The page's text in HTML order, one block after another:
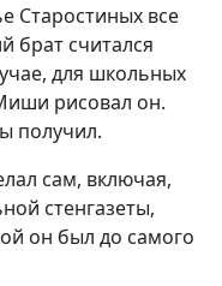
Старостиных все
брат считался
для школьных
рисовал он.
получил.
сам, включая,
стенгазеты,
он был до самого